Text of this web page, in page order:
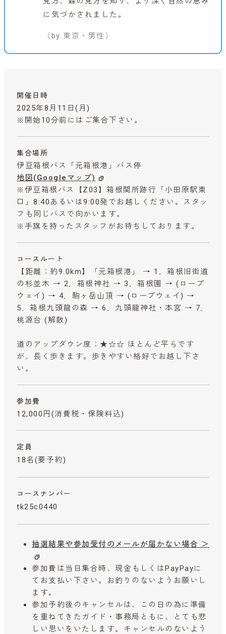
に気づかされました。
（by 東京・男性）
開催日時
2025年8月11日(月)
※開始10分前にはご集合下さい。
集合場所
伊豆箱根バス「元箱根港」バス停
地図(Googleマップ)
※伊豆箱根バス【Z03】箱根関所跡行「小田原駅東
口」8:40あるいは9:00発でお越しください。スタッ
フも同じバスで向かいます。
※手旗を持ったスタッフがお待ちしております。
コースルート
【距離：約9.0km】「元箱根港」 → 1．箱根旧街道
の杉並木 → 2．箱根神社 → 3．箱根園 → (ロープ
ウェイ) → 4．駒ヶ岳山頂 → (ロープウェイ) →
5．箱根九頭龍の森 → 6．九頭龍神社・本宮 → 7．
桃源台 (解散)
道のアップダウン度：★☆☆ ほとんど平らです
が、長く歩きます。歩きやすい格好でお越し下さ
い。
参加費
12,000円 (消費税・保険料込)
定員
18名(要予約)
コースナンバー
tk25c0440
抽選結果や参加受付のメールが届かない場合 ＞
参加費は当日集合時、現金もしくはPayPayに
てお支払い下さい。お釣りのないようお願いし
ます。
参加予約後のキャンセルは、この日の為に準備
を重ねてきたガイド・事務局ともに、とても悲
しい思いをいたします。キャンセルのないよう